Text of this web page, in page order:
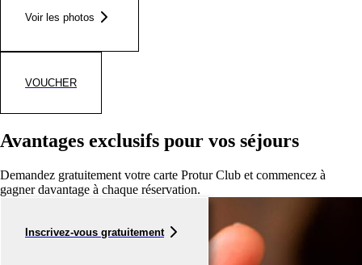
Voir les photos
VOUCHER
Avantages exclusifs pour vos séjours
Demandez gratuitement votre carte Protur Club et commencez à
gagner davantage à chaque réservation.
Inscrivez-vous gratuitement